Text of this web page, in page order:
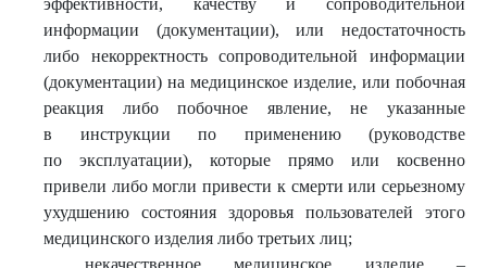
эффективности, качеству и сопроводительной
информации (документации), или недостаточность
либо некорректность сопроводительной информации
(документации) на медицинское изделие, или побочная
реакция либо побочное явление, не указанные
в инструкции по применению (руководстве
по эксплуатации), которые прямо или косвенно
привели либо могли привести к смерти или серьезному
ухудшению состояния здоровья пользователей этого
медицинского изделия либо третьих лиц;
некачественное медицинское изделие –